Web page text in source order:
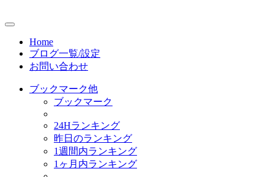
Home
ブログ一覧/設定
お問い合わせ
ブックマーク他
ブックマーク
24Hランキング
昨日のランキング
1週間内ランキング
1ヶ月内ランキング